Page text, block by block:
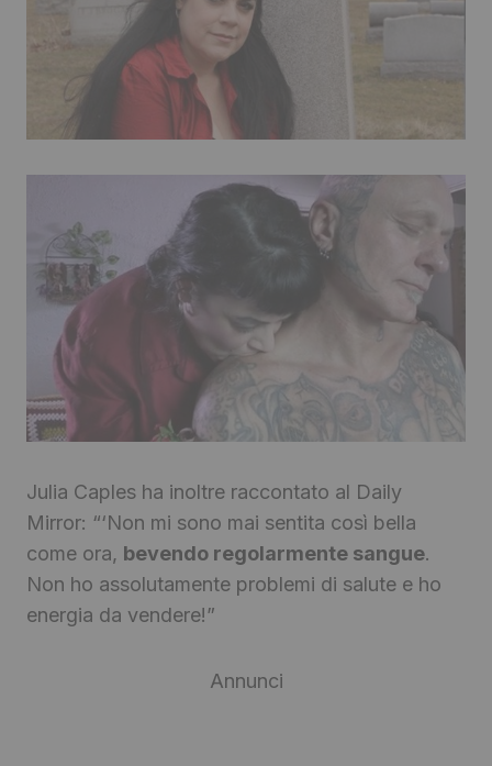
Julia Caples ha inoltre raccontato al Daily
Mirror: “‘Non mi sono mai sentita così bella
come ora, bevendo regolarmente sangue.
Non ho assolutamente problemi di salute e ho
energia da vendere!”
Annunci